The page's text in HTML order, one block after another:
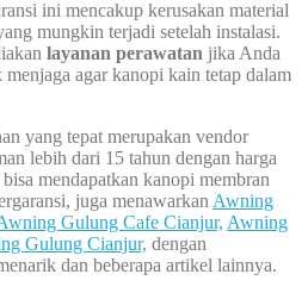
ini mencakup kerusakan material
mungkin terjadi setelah instalasi.
layanan perawatan jika Anda
agar kanopi kain tetap dalam
yang tepat merupakan vendor
lebih dari 15 tahun dengan harga
mendapatkan kanopi membran
juga menawarkan Awning
Gulung Cafe Cianjur, Awning
Gulung Cianjur, dengan
dan beberapa artikel lainnya.